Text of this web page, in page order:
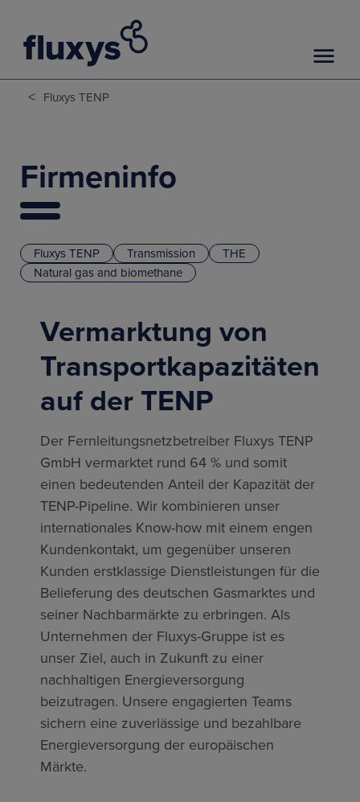
< Fluxys TENP
Fluxys TENP Transmission
THE
Natural gas and biomethane
Firmeninfo
Vermarktung von
Transportkapazitäten
auf der TENP
Der Fernleitungsnetzbetreiber Fluxys TENP
GmbH vermarktet rund 64 % und somit
einen bedeutenden Anteil der Kapazität der
TENP-Pipeline. Wir kombinieren unser
internationales Know-how mit einem engen
Kundenkontakt, um gegenüber unseren
Kunden erstklassige Dienstleistungen für die
Belieferung des deutschen Gasmarktes und
seiner Nachbarmärkte zu erbringen. Als
Unternehmen der Fluxys-Gruppe ist es
unser Ziel, auch in Zukunft zu einer
nachhaltigen Energieversorgung
beizutragen. Unsere engagierten Teams
sichern eine zuverlässige und bezahlbare
Energieversorgung der europäischen
Märkte.